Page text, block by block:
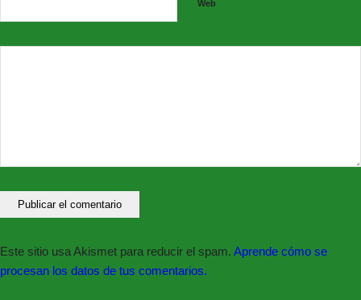
Web
Este sitio usa Akismet para reducir el spam. Aprende cómo se
procesan los datos de tus comentarios.